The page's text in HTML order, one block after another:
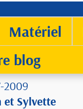
Matériel
blog
2009
et Sylvette